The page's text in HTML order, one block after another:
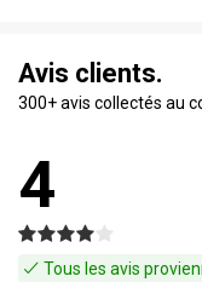
Avis clients.
300+ avis collectés au
4
Tous les avis